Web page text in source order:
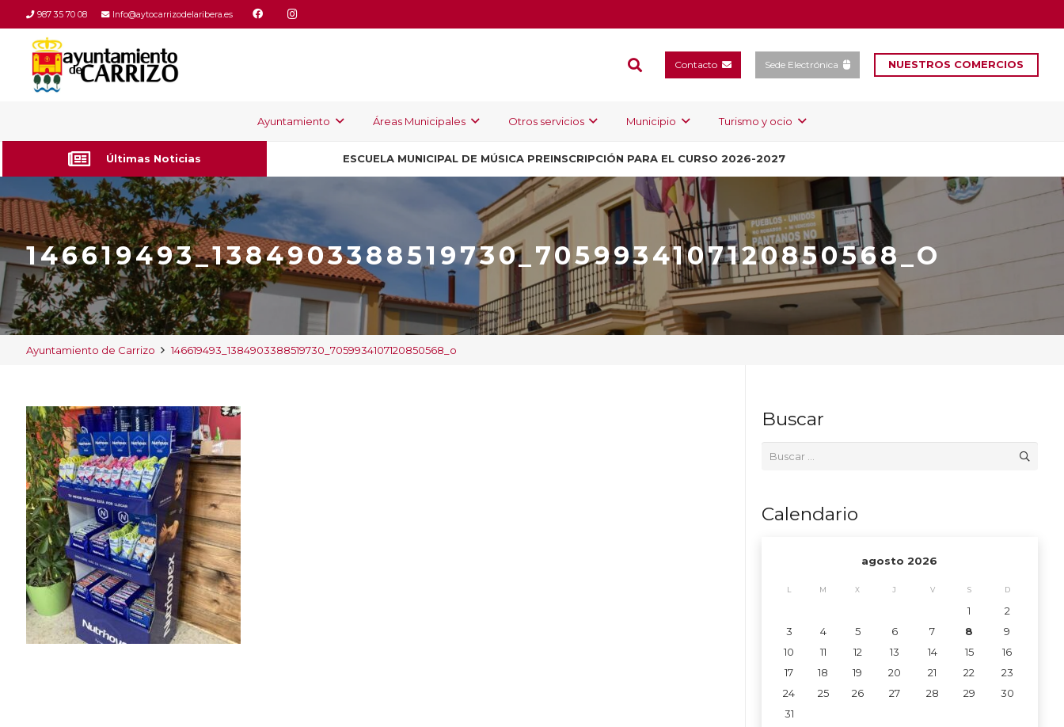
987 35 70 08 Info@aytocarrizodelaribera.es
Contacto Sede Electrónica NUESTROS COMERCIOS
Ayuntamiento Áreas Municipales Otros servicios Municipio Turismo y ocio
Últimas Noticias ESCUELA MUNICIPAL DE MÚSICA PREINSCRIPCIÓN PARA EL CURSO 2026-2027
146619493_1384903388519730_7059934107120850568_O
Ayuntamiento de Carrizo 146619493_1384903388519730_7059934107120850568_o
Buscar
Calendario
agosto 2026
L M X J V S D
1
2
3
4 5 6 7 8
9
10
11 12 13 14 15
16
17
18 19 20 21 22
23
24
25 26 27 28 29
30
31